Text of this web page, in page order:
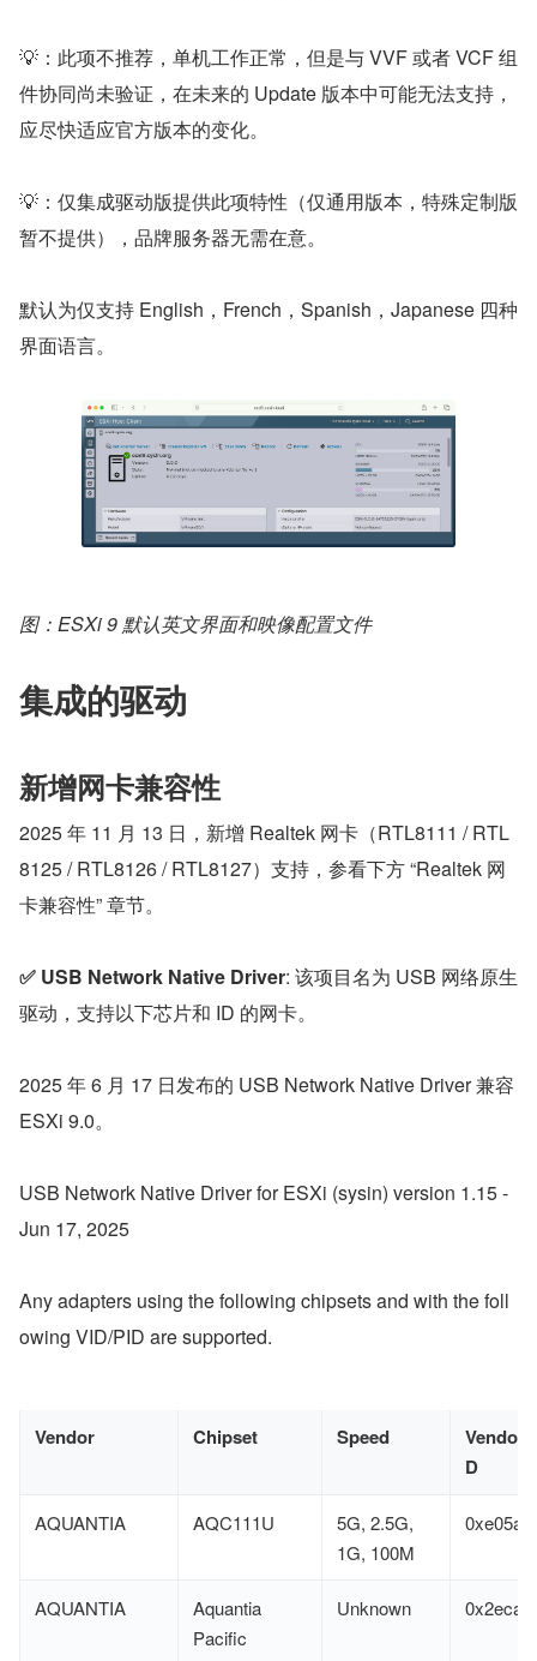
💡：此项不推荐，单机工作正常，但是与 VVF 或者 VCF 组
件协同尚未验证，在未来的 Update 版本中可能无法支持，
应尽快适应官方版本的变化。
💡：仅集成驱动版提供此项特性（仅通用版本，特殊定制版
暂不提供），品牌服务器无需在意。
默认为仅支持 English，French，Spanish，Japanese 四种
界面语言。
图：ESXi 9 默认英文界面和映像配置文件
集成的驱动
新增网卡兼容性
2025 年 11 月 13 日，新增 Realtek 网卡（RTL8111 / RTL
8125 / RTL8126 / RTL8127）支持，参看下方 “Realtek 网
卡兼容性” 章节。
✅ USB Network Native Driver: 该项目名为 USB 网络原生
驱动，支持以下芯片和 ID 的网卡。
2025 年 6 月 17 日发布的 USB Network Native Driver 兼容
ESXi 9.0。
USB Network Native Driver for ESXi (sysin) version 1.15 -
Jun 17, 2025
Any adapters using the following chipsets and with the foll
owing VID/PID are supported.
Vendor Chipset Speed
VendorI
D
AQUANTIA AQC111U
5G, 2.5G,
1G, 100M
0xe05a
AQUANTIA
Aquantia
Pacific
Unknown 0x2eca